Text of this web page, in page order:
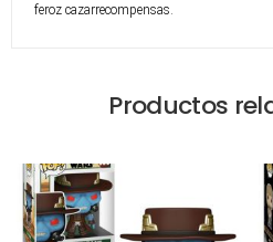
feroz cazarrecompensas.
Productos